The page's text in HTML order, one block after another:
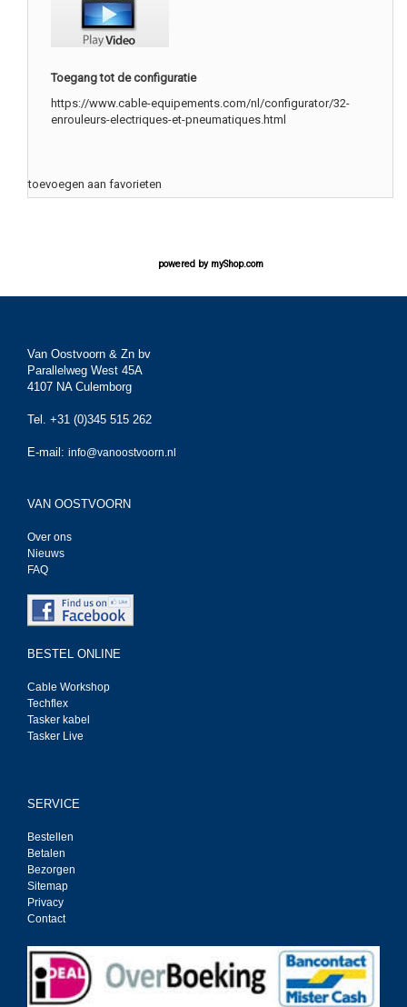
Toegang tot de configuratie
https://www.cable-equipements.com/nl/configurator/32-
enrouleurs-electriques-et-pneumatiques.html
toevoegen aan favorieten
powered by myShop.com
Van Oostvoorn & Zn bv
Parallelweg West 45A
4107 NA Culemborg
Tel. +31 (0)345 515 262
E-mail: info@vanoostvoorn.nl
VAN OOSTVOORN
Over ons
Nieuws
FAQ
BESTEL ONLINE
Cable Workshop
Techflex
Tasker kabel
Tasker Live
SERVICE
Bestellen
Betalen
Bezorgen
Sitemap
Privacy
Contact